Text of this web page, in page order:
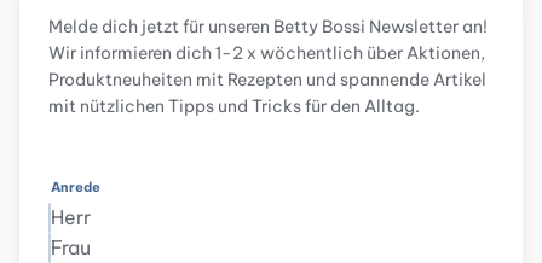
Melde dich jetzt für unseren Betty Bossi Newsletter an!
Wir informieren dich 1-2 x wöchentlich über Aktionen,
Produktneuheiten mit Rezepten und spannende Artikel
mit nützlichen Tipps und Tricks für den Alltag.
Anrede
Herr
Frau